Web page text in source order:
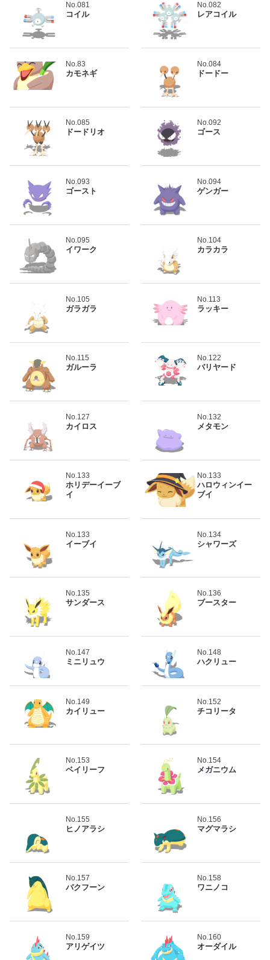
No.081
コイル
No.082
レアコイル
No.83
カモネギ
No.084
ドードー
No.085
ドードリオ
No.092
ゴース
No.093
ゴースト
No.094
ゲンガー
No.095
イワーク
No.104
カラカラ
No.105
ガラガラ
No.113
ラッキー
No.115
ガルーラ
No.122
バリヤード
No.127
カイロス
No.132
メタモン
No.133
ホリデーイーブ
イ
No.133
ハロウィンイー
ブイ
No.133
イーブイ
No.134
シャワーズ
No.135
サンダース
No.136
ブースター
No.147
ミニリュウ
No.148
ハクリュー
No.149
カイリュー
No.152
チコリータ
No.153
ベイリーフ
No.154
メガニウム
No.155
ヒノアラシ
No.156
マグマラシ
No.157
バクフーン
No.158
ワニノコ
No.159
アリゲイツ
No.160
オーダイル